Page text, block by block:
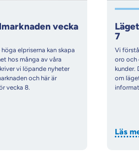
vecka
elpriserna kan skapa
hos många av våra
vi löpande nyheter
och här är
vecka 8.
7
Vi
oro och
kunder.
om
Läs